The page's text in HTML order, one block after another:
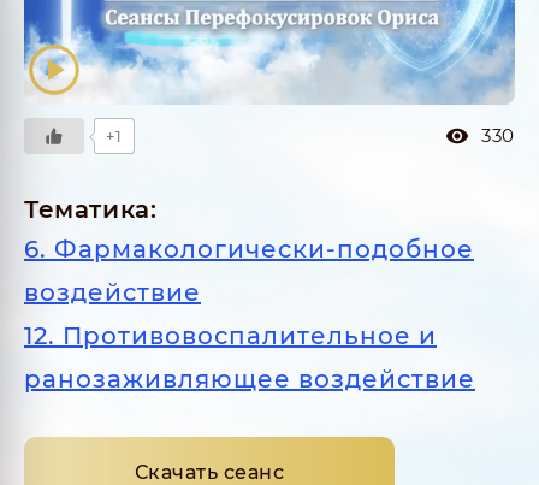
+1 330
Тематика:
6. Фармакологически-подобное
воздействие
12. Противовоспалительное и
ранозаживляющее воздействие
Скачать сеанс